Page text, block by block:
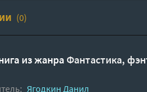
(0)
из жанраФантастика,
Ягодкин Данил